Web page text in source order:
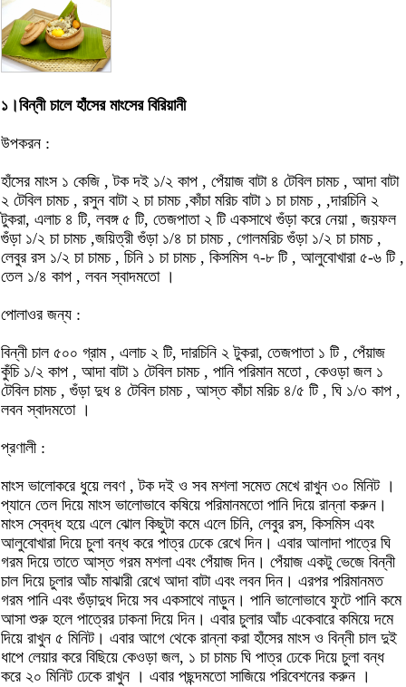
১।বিন্নী চালে হাঁসের মাংসের বিরিয়ানী
উপকরন :
হাঁসের মাংস ১ কেজি , টক দই ১/২ কাপ , পেঁয়াজ বাটা ৪ টেবিল চামচ , আদা বাটা
২ টেবিল চামচ , রসুন বাটা ২ চা চামচ ,কাঁচা মরিচ বাটা ১ চা চামচ , ,দারচিনি ২
টুকরা, এলাচ ৪ টি, লবঙ্গ ৫ টি, তেজপাতা ২ টি একসাথে গুঁড়া করে নেয়া , জয়ফল
গুঁড়া ১/২ চা চামচ ,জয়িত্রী গুঁড়া ১/৪ চা চামচ , গোলমরিচ গুঁড়া ১/২ চা চামচ ,
লেবুর রস ১/২ চা চামচ , চিনি ১ চা চামচ , কিসমিস ৭-৮ টি , আলুবোখারা ৫-৬ টি ,
তেল ১/৪ কাপ , লবন স্বাদমতো ।
পোলাওর জন্য :
বিন্নী চাল ৫০০ গ্রাম , এলাচ ২ টি, দারচিনি ২ টুকরা, তেজপাতা ১ টি , পেঁয়াজ
কুঁচি ১/২ কাপ , আদা বাটা ১ টেবিল চামচ , পানি পরিমান মতো , কেওড়া জল ১
টেবিল চামচ , গুঁড়া দুধ ৪ টেবিল চামচ , আস্ত কাঁচা মরিচ ৪/৫ টি , ঘি ১/৩ কাপ ,
লবন স্বাদমতো ।
প্রণালী :
মাংস ভালোকরে ধুয়ে লবণ , টক দই ও সব মশলা সমেত মেখে রাখুন ৩০ মিনিট ।
প্যানে তেল দিয়ে মাংস ভালোভাবে কষিয়ে পরিমানমতো পানি দিয়ে রান্না করুন।
মাংস স্বেদ্ধ হয়ে এলে ঝোল কিছুটা কমে এলে চিনি, লেবুর রস, কিসমিস এবং
আলুবোখারা দিয়ে চুলা বন্ধ করে পাত্র ঢেকে রেখে দিন। এবার আলাদা পাত্রে ঘি
গরম দিয়ে তাতে আস্ত গরম মশলা এবং পেঁয়াজ দিন। পেঁয়াজ একটু ভেজে বিন্নী
চাল দিয়ে চুলার আঁচ মাঝারী রেখে আদা বাটা এবং লবন দিন। এরপর পরিমানমত
গরম পানি এবং গুঁড়াদুধ দিয়ে সব একসাথে নাড়ুন। পানি ভালোভাবে ফুটে পানি কমে
আসা শুরু হলে পাত্রের ঢাকনা দিয়ে দিন। এবার চুলার আঁচ একেবারে কমিয়ে দমে
দিয়ে রাখুন ৫ মিনিট। এবার আগে থেকে রান্না করা হাঁসের মাংস ও বিন্নী চাল দুই
ধাপে লেয়ার করে বিছিয়ে কেওড়া জল, ১ চা চামচ ঘি পাত্র ঢেকে দিয়ে চুলা বন্ধ
করে ২০ মিনিট ঢেকে রাখুন । এবার পছন্দমতো সাজিয়ে পরিবেশনের করুন ।